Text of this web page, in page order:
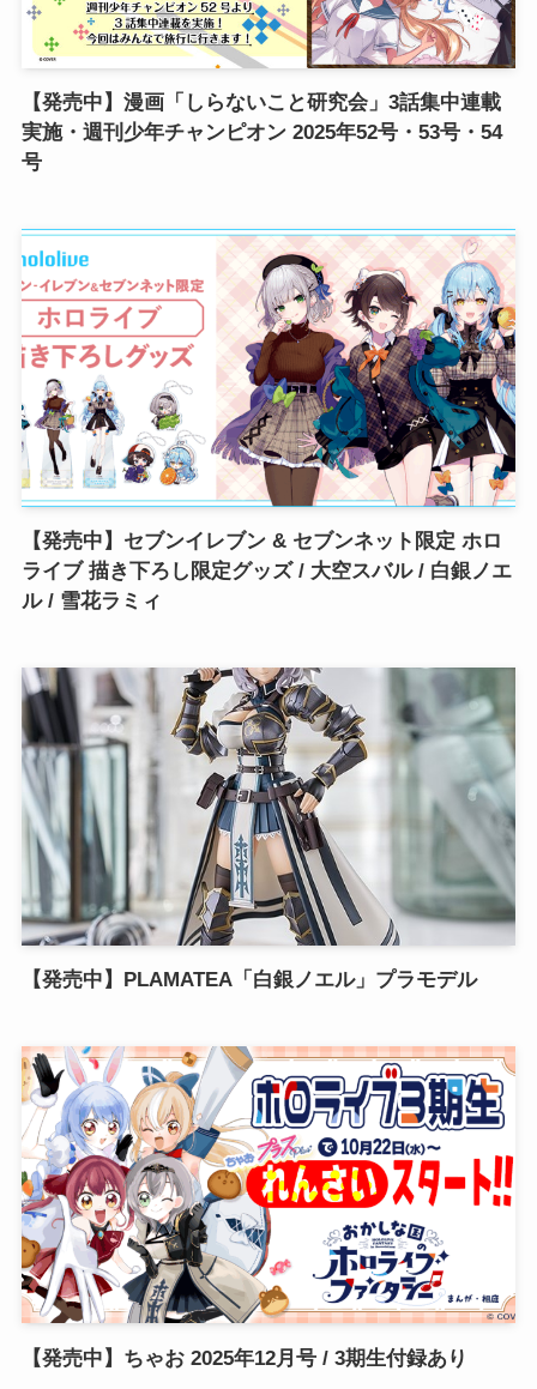
【発売中】漫画「しらないこと研究会」3話集中連載
実施・週刊少年チャンピオン 2025年52号・53号・54
号
【発売中】セブンイレブン & セブンネット限定 ホロ
ライブ 描き下ろし限定グッズ / 大空スバル / 白銀ノエ
ル / 雪花ラミィ
【発売中】PLAMATEA「白銀ノエル」プラモデル
【発売中】ちゃお 2025年12月号 / 3期生付録あり